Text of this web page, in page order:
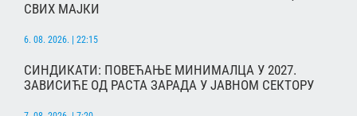
СВИХ МАЈКИ
6. 08. 2026. | 22:15
СИНДИКАТИ: ПОВЕЋАЊЕ МИНИМАЛЦА У 2027.
ЗАВИСИЋЕ ОД РАСТА ЗАРАДА У ЈАВНОМ СЕКТОРУ